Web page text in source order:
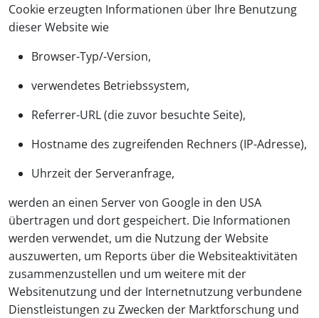
Cookie erzeugten Informationen über Ihre Benutzung
dieser Website wie
Browser-Typ/-Version,
verwendetes Betriebssystem,
Referrer-URL (die zuvor besuchte Seite),
Hostname des zugreifenden Rechners (IP-Adresse),
Uhrzeit der Serveranfrage,
werden an einen Server von Google in den USA
übertragen und dort gespeichert. Die Informationen
werden verwendet, um die Nutzung der Website
auszuwerten, um Reports über die Websiteaktivitäten
zusammenzustellen und um weitere mit der
Websitenutzung und der Internetnutzung verbundene
Dienstleistungen zu Zwecken der Marktforschung und